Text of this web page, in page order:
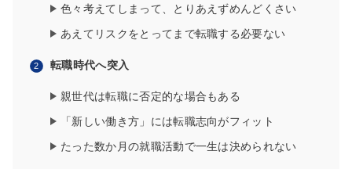
色々考えてしまって、とりあえずめんどくさい
あえてリスクをとってまで転職する必要ない
転職時代へ突入
親世代は転職に否定的な場合もある
「新しい働き方」には転職志向がフィット
たった数か月の就職活動で一生は決められない